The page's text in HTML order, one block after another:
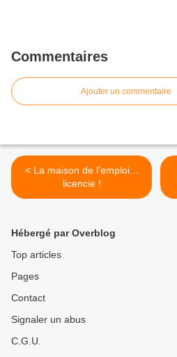
Commentaires
Ajouter un commentaire
< La maison de l’emploi...
licencie !
Hébergé par Overblog
Top articles
Pages
Contact
Signaler un abus
C.G.U.